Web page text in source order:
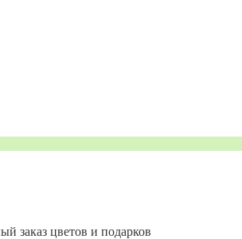
заказ цветов и подарков